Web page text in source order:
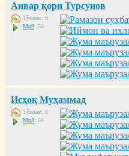
Анвар қори Турсунов
Тўплам: 8
Mp3: 53
Исҳоқ Муҳаммад
Тўплам: 6
Mp3: 54